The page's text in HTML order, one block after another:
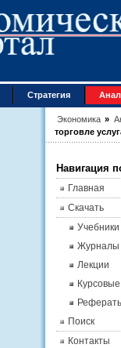
Стратегия
Экономика »
торговле
Навигация
Главная
Скачать
Учебники
Журналы
Лекции
Поиск
Контакты